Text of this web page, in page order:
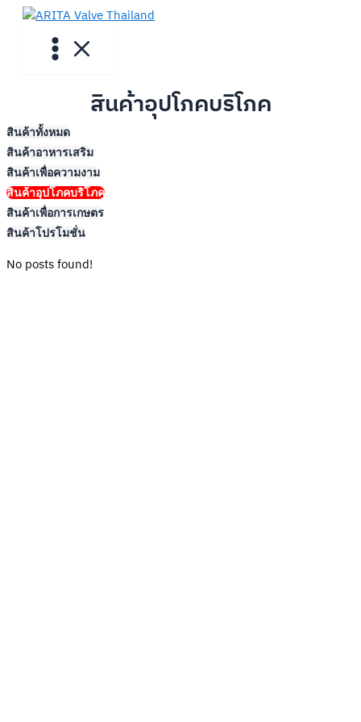
Skip
สินค้าอุปโภคบริโภค
สินค้าทั้งหมด
สินค้าอาหารเสริม
สินค้าเพื่อความงาม
สินค้าอุปโภคบริโภค
สินค้าเพื่อการเกษตร
สินค้าโปรโมชั่น
No posts found!